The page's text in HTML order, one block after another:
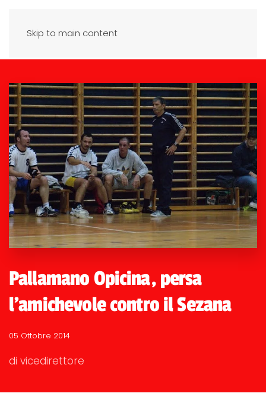
Skip to main content
Pallamano Opicina, persa
l'amichevole contro il Sezana
05 Ottobre 2014
di vicedirettore